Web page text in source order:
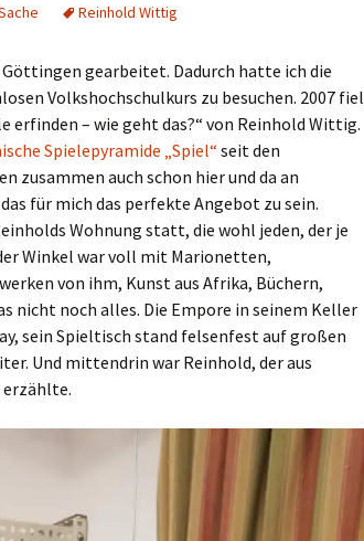
Costa Rica
Ecuador
Guatemala
Kolumbien
Mexiko
Peru
Uruguay
Venezuela
Reinhold Wittig
gearbeitet. Dadurch hatte ich die
Volkshochschulkurs zu besuchen. 2007 fiel
erfinden – wie geht das?“ von Reinhold Wittig.
Spielepyramide „Spiel“ seit den
zusammen auch schon hier und da an
für mich das perfekte Angebot zu sein.
Wohnung statt, die wohl jeden, der je
Winkel war voll mit Marionetten,
von ihm, Kunst aus Afrika, Büchern,
nicht noch alles. Die Empore in seinem Keller
sein Spieltisch stand felsenfest auf großen
Und mittendrin war Reinhold, der aus